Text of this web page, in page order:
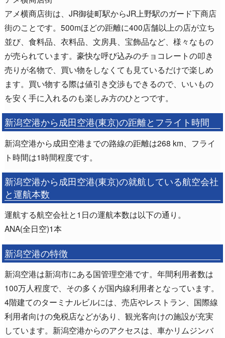
アメ横商店街は、JR御徒町駅からJR上野駅のガード下商店
街のことです。500mほどの距離に400店舗以上の店が立ち
並び、食料品、衣料品、文房具、宝飾品など、様々なもの
が売られています。豪快な呼び込みのチョコレートの叩き
売りが名物で、買い物をしなくても見ているだけで楽しめ
ます。買い物する際は値引き交渉もできるので、いいもの
を安く手に入れるのも楽しみ方のひとつです。
新潟空港から成田空港(東京)の距離とフライト時間
新潟空港から成田空港までの路線の距離は268 km、フライ
ト時間は1時間程度です。
新潟空港から成田空港(東京)の就航している航空会社
と運航本数
運航する航空会社と1日の運航本数は以下の通り。
ANA(全日空)1本
新潟空港の特徴
新潟空港は新潟市にある国管理空港です。年間利用者数は
100万人程度で、その多くが国内線利用者となっています。
4階建てのターミナルビルには、売店やレストラン、国際線
利用者向けの免税店などがあり、観光客向けの施設が充実
しています。新潟空港からのアクセスは、車かリムジンバ